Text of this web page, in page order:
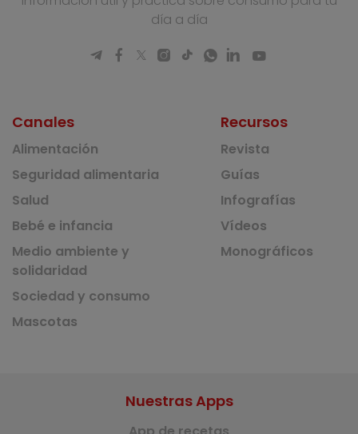
día a día
Canales
Alimentación
Seguridad alimentaria
Salud
Bebé e infancia
Medio ambiente y
solidaridad
Sociedad y consumo
Mascotas
Recursos
Revista
Guías
Infografías
Vídeos
Monográficos
Nuestras Apps